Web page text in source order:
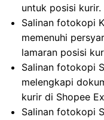
untuk posisi kurir.
Salinan fotokopi
memenuhi
lamaran posisi
Salinan fotokopi
melengkapi
kurir di Shopee
Salinan fotokopi